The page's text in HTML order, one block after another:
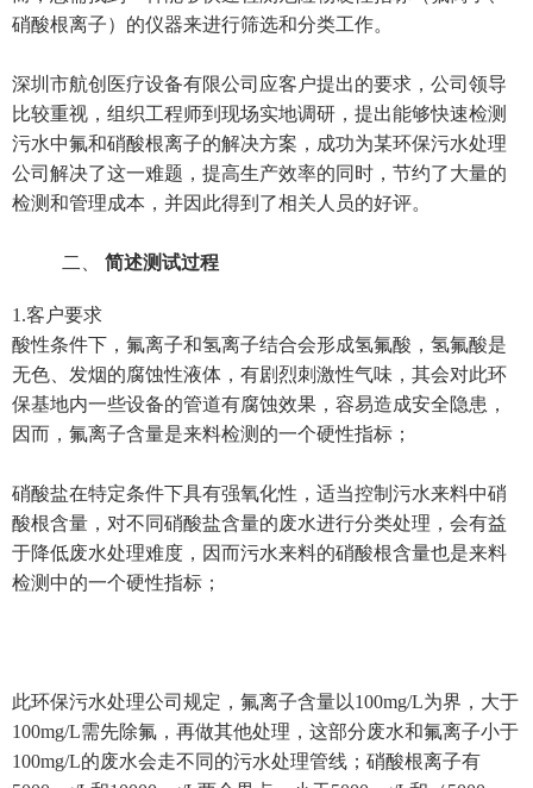
硝酸根离子）的仪器来进行筛选和分类工作。
深圳市航创医疗设备有限公司应客户提出的要求，公司领导
比较重视，组织工程师到现场实地调研，提出能够快速检测
污水中氟和硝酸根离子的解决方案，成功为某环保污水处理
公司解决了这一难题，提高生产效率的同时，节约了大量的
检测和管理成本，并因此得到了相关人员的好评。
二、 简述测试过程
1.客户要求
酸性条件下，氟离子和氢离子结合会形成氢氟酸，氢氟酸是
无色、发烟的腐蚀性液体，有剧烈刺激性气味，其会对此环
保基地内一些设备的管道有腐蚀效果，容易造成安全隐患，
因而，氟离子含量是来料检测的一个硬性指标；
硝酸盐在特定条件下具有强氧化性，适当控制污水来料中硝
酸根含量，对不同硝酸盐含量的废水进行分类处理，会有益
于降低废水处理难度，因而污水来料的硝酸根含量也是来料
检测中的一个硬性指标；
此环保污水处理公司规定，氟离子含量以100mg/L为界，大于
100mg/L需先除氟，再做其他处理，这部分废水和氟离子小于
100mg/L的废水会走不同的污水处理管线；硝酸根离子有